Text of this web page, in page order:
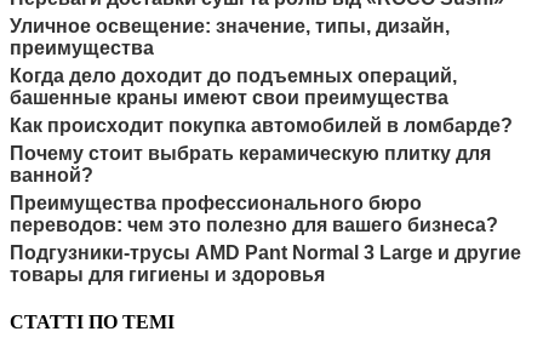
Уличное освещение: значение, типы, дизайн,
преимущества
Когда дело доходит до подъемных операций,
башенные краны имеют свои преимущества
Как происходит покупка автомобилей в ломбарде?
Почему стоит выбрать керамическую плитку для
ванной?
Преимущества профессионального бюро
переводов: чем это полезно для вашего бизнеса?
Подгузники-трусы AMD Pant Normal 3 Large и другие
товары для гигиены и здоровья
СТАТТІ ПО ТЕМІ